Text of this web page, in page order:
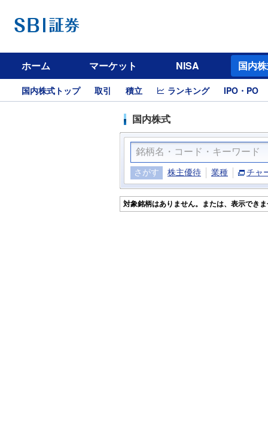
ホーム マーケット NISA 国内
国内株式トップ 取引 積立 ランキング IPO・PO
国内株式
さがす 株主優待 業種 チャ
対象銘柄はありません。または、表示でき